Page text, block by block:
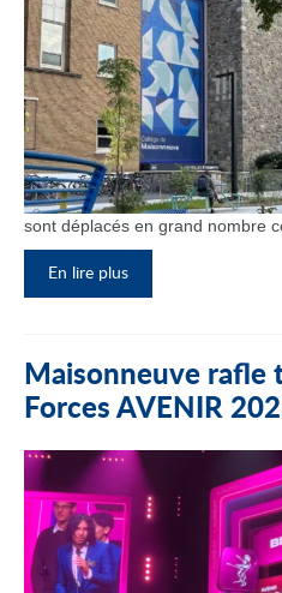
sont déplacés en grand nombre
En lire plus
Maisonneuve rafle
Forces AVENIR